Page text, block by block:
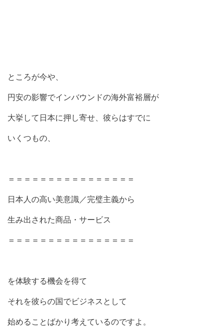
ところが今や、
円安の影響でインバウンドの海外富裕層が
大挙して日本に押し寄せ、彼らはすでに
いくつもの、
＝＝＝＝＝＝＝＝＝＝＝＝＝＝＝＝
日本人の高い美意識／完璧主義から
生み出された商品・サービス
＝＝＝＝＝＝＝＝＝＝＝＝＝＝＝＝
を体験する機会を得て
それを彼らの国でビジネスとして
始めることばかり考えているのですよ。